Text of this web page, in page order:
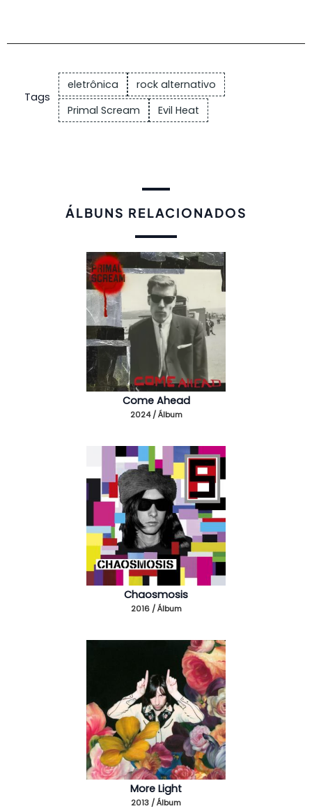
Tags
eletrônica
rock alternativo
Primal Scream
Evil Heat
ÁLBUNS RELACIONADOS
Come Ahead
2024 / Álbum
Chaosmosis
2016 / Álbum
More Light
2013 / Álbum